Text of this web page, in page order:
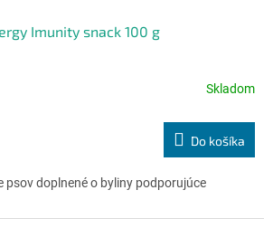
Imunity snack 100 g
Skladom
Do košíka
psov doplnené o byliny podporujúce